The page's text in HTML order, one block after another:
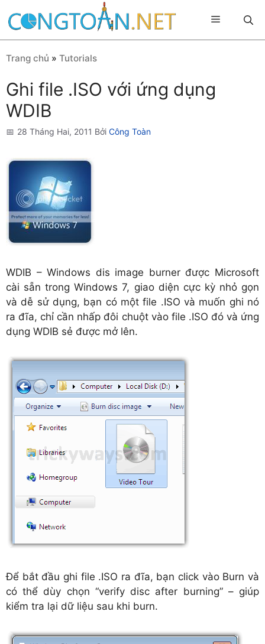
đến
Menu
Trang chủ » Tutorials
Ghi file .ISO với ứng dụng
WDIB
28 Tháng Hai, 2011 Bởi Công Toàn
WDIB – Windows dis image burner được Microsoft
cài sẵn trong Windows 7, giao diện cực kỳ nhỏ gọn
và dễ sử dụng, bạn có một file .ISO và muốn ghi nó
ra đĩa, chỉ cần nhấp đôi chuột vào file .ISO đó và ứng
dụng WDIB sẻ được mở lên.
Để bắt đầu ghi file .ISO ra đĩa, bạn click vào Burn và
có thể dùy chọn “verify disc after burning” – giúp
kiểm tra lại dữ liệu sau khi burn.